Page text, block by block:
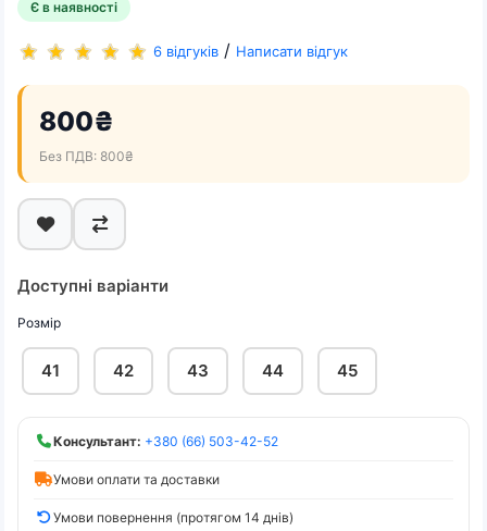
Є в наявності
6 відгуків / Написати відгук
800₴
Без ПДВ: 800₴
Доступні варіанти
Розмір
41 42 43 44 45
Консультант: +380 (66) 503-42-52
Умови оплати та доставки
Умови повернення (протягом 14 днів)